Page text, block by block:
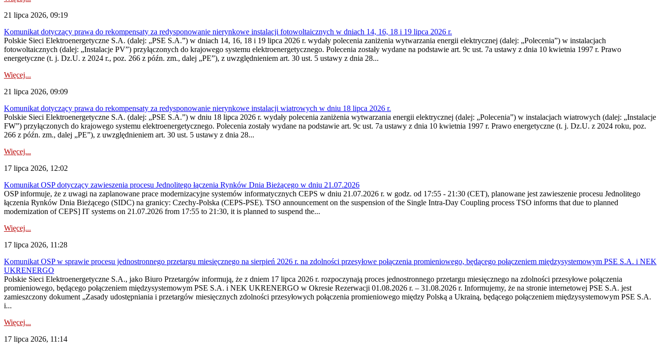
21 lipca 2026, 09:19
Komunikat dotyczący prawa do rekompensaty za redysponowanie nierynkowe instalacji fotowoltaicznych w dniach 14, 16, 18 i 19 lipca 2026 r.
Polskie Sieci Elektroenergetyczne S.A. (dalej: „PSE S.A.”) w dniach 14, 16, 18 i 19 lipca 2026 r. wydały polecenia zaniżenia wytwarzania energii elektrycznej (dalej: „Polecenia”) w instalacjach
fotowoltaicznych (dalej: „Instalacje PV”) przyłączonych do krajowego systemu elektroenergetycznego. Polecenia zostały wydane na podstawie art. 9c ust. 7a ustawy z dnia 10 kwietnia 1997 r. Prawo
energetyczne (t. j. Dz.U. z 2024 r., poz. 266 z późn. zm., dalej „PE”), z uwzględnieniem art. 30 ust. 5 ustawy z dnia 28...
Więcej...
21 lipca 2026, 09:09
Komunikat dotyczący prawa do rekompensaty za redysponowanie nierynkowe instalacji wiatrowych w dniu 18 lipca 2026 r.
Polskie Sieci Elektroenergetyczne S.A. (dalej: „PSE S.A.”) w dniu 18 lipca 2026 r. wydały polecenia zaniżenia wytwarzania energii elektrycznej (dalej: „Polecenia”) w instalacjach wiatrowych (dalej: „Instalacje
FW”) przyłączonych do krajowego systemu elektroenergetycznego. Polecenia zostały wydane na podstawie art. 9c ust. 7a ustawy z dnia 10 kwietnia 1997 r. Prawo energetyczne (t. j. Dz.U. z 2024 roku, poz.
266 z późn. zm., dalej „PE”), z uwzględnieniem art. 30 ust. 5 ustawy z dnia 28...
Więcej...
17 lipca 2026, 12:02
Komunikat OSP dotyczący zawieszenia procesu Jednolitego łączenia Rynków Dnia Bieżącego w dniu 21.07.2026
OSP informuje, że z uwagi na zaplanowane prace modernizacyjne systemów informatycznych CEPS w dniu 21.07.2026 r. w godz. od 17:55 - 21:30 (CET), planowane jest zawieszenie procesu Jednolitego
łączenia Rynków Dnia Bieżącego (SIDC) na granicy: Czechy-Polska (CEPS-PSE). TSO announcement on the suspension of the Single Intra-Day Coupling process TSO informs that due to planned
modernization of CEPS] IT systems on 21.07.2026 from 17:55 to 21:30, it is planned to suspend the...
Więcej...
17 lipca 2026, 11:28
Komunikat OSP w sprawie procesu jednostronnego przetargu miesięcznego na sierpień 2026 r. na zdolności przesyłowe połączenia promieniowego, będącego połączeniem międzysystemowym PSE S.A. i NEK
UKRENERGO
Polskie Sieci Elektroenergetyczne S.A., jako Biuro Przetargów informują, że z dniem 17 lipca 2026 r. rozpoczynają proces jednostronnego przetargu miesięcznego na zdolności przesyłowe połączenia
promieniowego, będącego połączeniem międzysystemowym PSE S.A. i NEK UKRENERGO w Okresie Rezerwacji 01.08.2026 r. – 31.08.2026 r. Informujemy, że na stronie internetowej PSE S.A. jest
zamieszczony dokument „Zasady udostępniania i przetargów miesięcznych zdolności przesyłowych połączenia promieniowego między Polską a Ukrainą, będącego połączeniem międzysystemowym PSE S.A.
i...
Więcej...
17 lipca 2026, 11:14